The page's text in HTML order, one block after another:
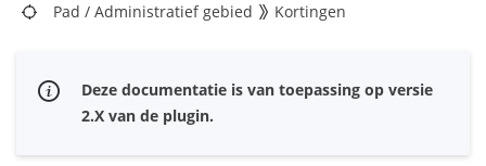
Pad / Administratief gebied Kortingen
Deze documentatie is van toepassing op versie
2.X van de plugin.